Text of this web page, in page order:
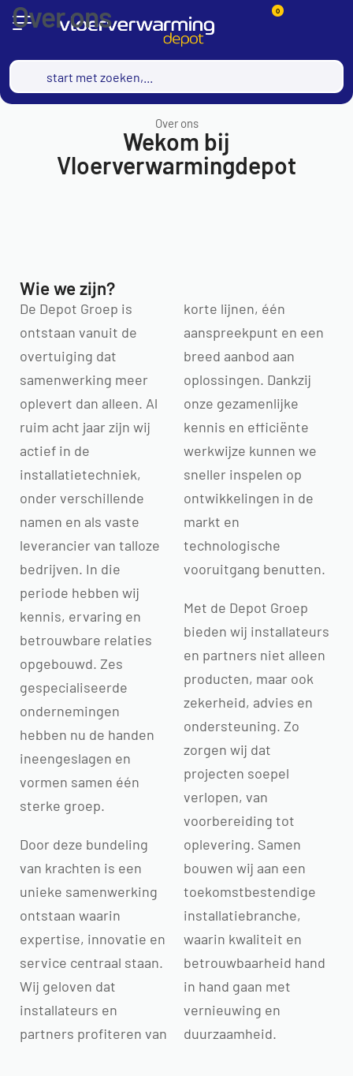
0
Over ons
Over ons
Wekom bij
Vloerverwarmingdepot
Wie we zijn?
De Depot Groep is
ontstaan vanuit de
overtuiging dat
samenwerking meer
oplevert dan alleen. Al
ruim acht jaar zijn wij
actief in de
installatietechniek,
onder verschillende
namen en als vaste
leverancier van talloze
bedrijven. In die
periode hebben wij
kennis, ervaring en
betrouwbare relaties
opgebouwd. Zes
gespecialiseerde
ondernemingen
hebben nu de handen
ineengeslagen en
vormen samen één
sterke groep.
Door deze bundeling
van krachten is een
unieke samenwerking
ontstaan waarin
expertise, innovatie en
service centraal staan.
Wij geloven dat
installateurs en
partners profiteren van
korte lijnen, één
aanspreekpunt en een
breed aanbod aan
oplossingen. Dankzij
onze gezamenlijke
kennis en efficiënte
werkwijze kunnen we
sneller inspelen op
ontwikkelingen in de
markt en
technologische
vooruitgang benutten.
Met de Depot Groep
bieden wij installateurs
en partners niet alleen
producten, maar ook
zekerheid, advies en
ondersteuning. Zo
zorgen wij dat
projecten soepel
verlopen, van
voorbereiding tot
oplevering. Samen
bouwen wij aan een
toekomstbestendige
installatiebranche,
waarin kwaliteit en
betrouwbaarheid hand
in hand gaan met
vernieuwing en
duurzaamheid.